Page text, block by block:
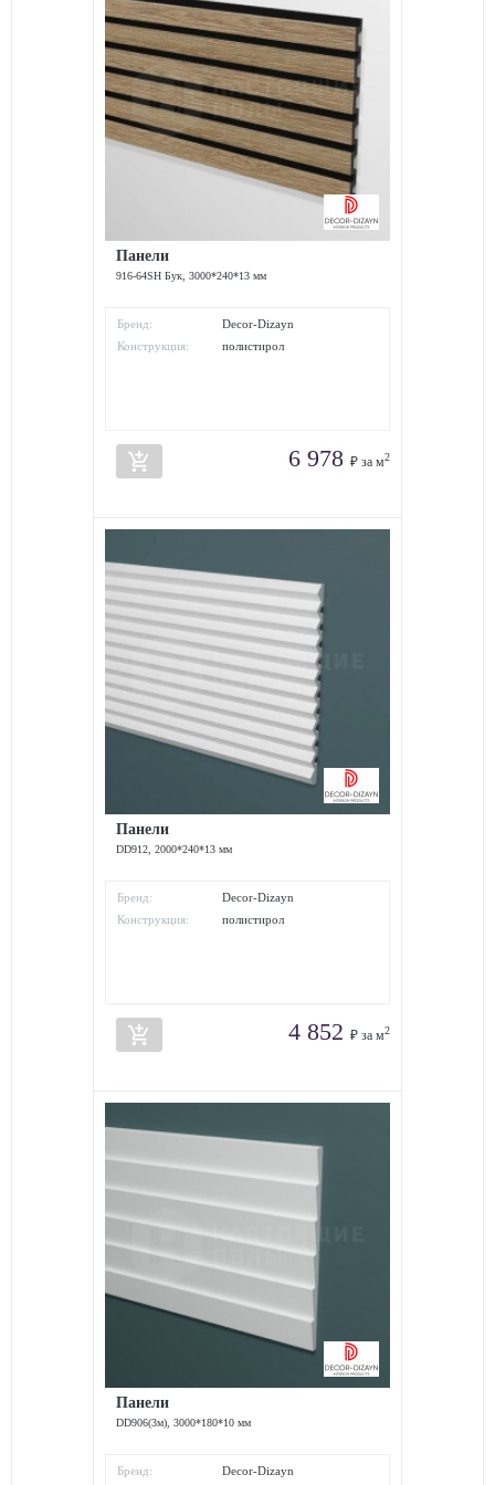
Панели
916-64SH Бук, 3000*240*13 мм
Бренд:
Decor-Dizayn
Конструкция:
полистирол
add_shopping_cart 6 978 ₽ за м2
Панели
DD912, 2000*240*13 мм
Бренд:
Decor-Dizayn
Конструкция:
полистирол
add_shopping_cart 4 852 ₽ за м2
Панели
DD906(3м), 3000*180*10 мм
Бренд: Decor-Dizayn